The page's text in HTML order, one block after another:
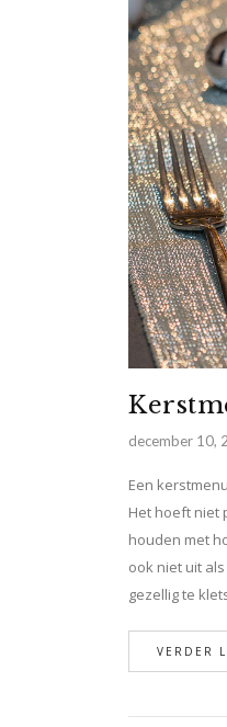
december 10,
Een
Het hoeft niet
houden met
ook niet uit
gezellig te
VERDER